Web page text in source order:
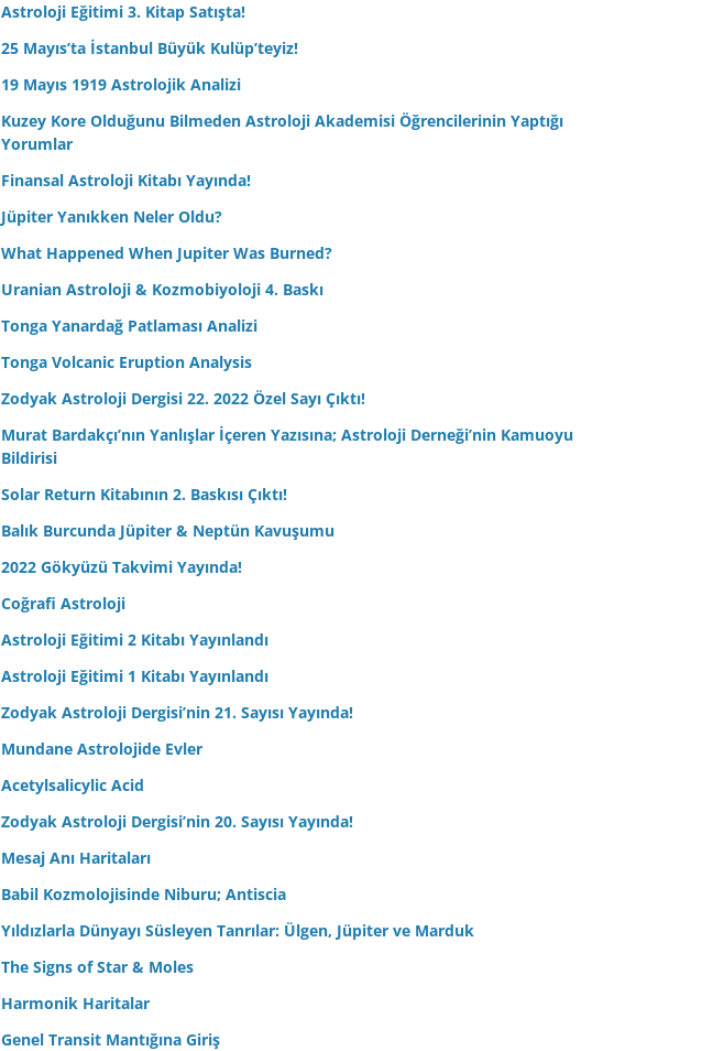
Astroloji Eğitimi 3. Kitap Satışta!
25 Mayıs’ta İstanbul Büyük Kulüp’teyiz!
19 Mayıs 1919 Astrolojik Analizi
Kuzey Kore Olduğunu Bilmeden Astroloji Akademisi Öğrencilerinin Yaptığı
Yorumlar
Finansal Astroloji Kitabı Yayında!
Jüpiter Yanıkken Neler Oldu?
What Happened When Jupiter Was Burned?
Uranian Astroloji & Kozmobiyoloji 4. Baskı
Tonga Yanardağ Patlaması Analizi
Tonga Volcanic Eruption Analysis
Zodyak Astroloji Dergisi 22. 2022 Özel Sayı Çıktı!
Murat Bardakçı’nın Yanlışlar İçeren Yazısına; Astroloji Derneği’nin Kamuoyu
Bildirisi
Solar Return Kitabının 2. Baskısı Çıktı!
Balık Burcunda Jüpiter & Neptün Kavuşumu
2022 Gökyüzü Takvimi Yayında!
Coğrafi Astroloji
Astroloji Eğitimi 2 Kitabı Yayınlandı
Astroloji Eğitimi 1 Kitabı Yayınlandı
Zodyak Astroloji Dergisi’nin 21. Sayısı Yayında!
Mundane Astrolojide Evler
Acetylsalicylic Acid
Zodyak Astroloji Dergisi’nin 20. Sayısı Yayında!
Mesaj Anı Haritaları
Babil Kozmolojisinde Niburu; Antiscia
Yıldızlarla Dünyayı Süsleyen Tanrılar: Ülgen, Jüpiter ve Marduk
The Signs of Star & Moles
Harmonik Haritalar
Genel Transit Mantığına Giriş